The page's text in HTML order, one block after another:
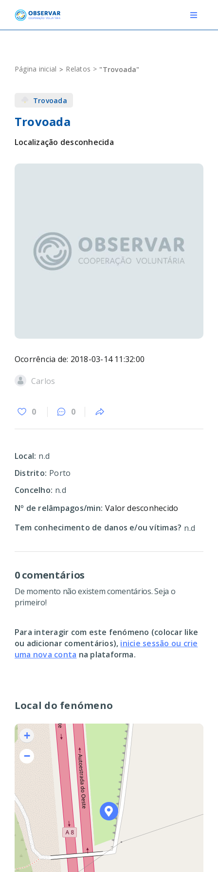
content
Toggle
EVENTOS
DEFINIÇÕES
F.A.Q.
Página inicial Relatos "Trovoada"
Local do fenómeno
+
−
Trovoada
Trovoada
Localização desconhecida
Ocorrência de: 2018-03-14 11:32:00
Carlos
0 0
Local: n.d
Distrito: Porto
Concelho: n.d
Nº de relâmpagos/min: Valor desconhecido
Tem conhecimento de danos e/ou vítimas? n.d
0 comentários
De momento não existem comentários. Seja o
primeiro!
Para interagir com este fenómeno (colocar like
ou adicionar comentários), inicie sessão ou crie
uma nova conta na plataforma.